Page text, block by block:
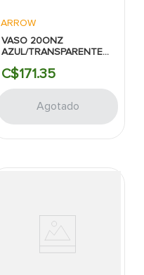
ARROW
VASO 20ONZ
AZUL/TRANSPARENTE
PRODUCTS
C$171.35
Agotado